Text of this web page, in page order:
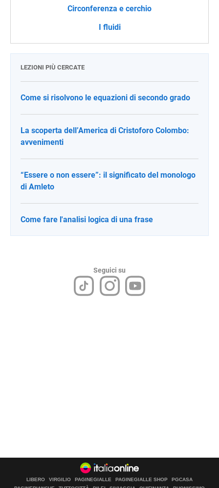
Circonferenza e cerchio
I fluidi
LEZIONI PIÙ CERCATE
Come si risolvono le equazioni di secondo grado
La scoperta dell’America di Cristoforo Colombo:
avvenimenti
“Essere o non essere”: il significato del monologo
di Amleto
Come fare l'analisi logica di una frase
Seguici su
LIBERO VIRGILIO PAGINEGIALLE PAGINEGIALLE SHOP
PGCASA